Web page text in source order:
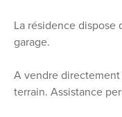
La résidence dispose
garage.
A vendre
terrain. Assistance